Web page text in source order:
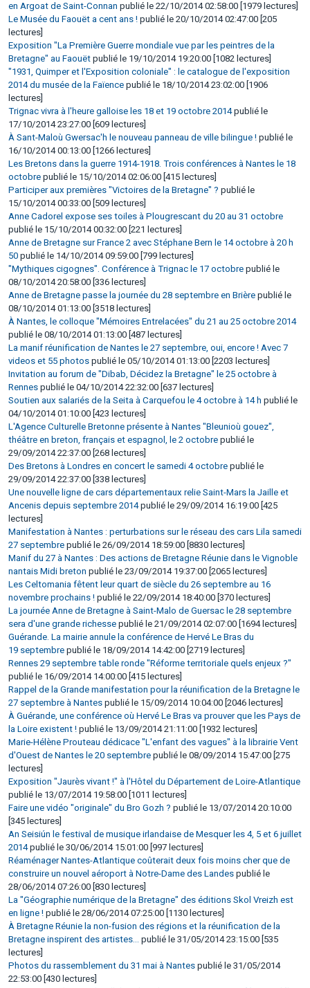
en Argoat de Saint-Connan publié le 22/10/2014 02:58:00 [1979 lectures]
Le Musée du Faouët a cent ans ! publié le 20/10/2014 02:47:00 [205
lectures]
Exposition "La Première Guerre mondiale vue par les peintres de la
Bretagne" au Faouët publié le 19/10/2014 19:20:00 [1082 lectures]
"1931, Quimper et l'Exposition coloniale" : le catalogue de l'exposition
2014 du musée de la Faïence publié le 18/10/2014 23:02:00 [1906
lectures]
Trignac vivra à l'heure galloise les 18 et 19 octobre 2014publié le
17/10/2014 23:27:00 [609 lectures]
À Sant-Maloù Gwersac'h le nouveau panneau de ville bilingue ! publié le
16/10/2014 00:13:00 [1266 lectures]
Les Bretons dans la guerre 1914-1918. Trois conférences à Nantes le 18
octobre publié le 15/10/2014 02:06:00 [415 lectures]
Participer aux premières "Victoires de la Bretagne" ? publié le
15/10/2014 00:33:00 [509 lectures]
Anne Cadorel expose ses toiles à Plougrescant du 20 au 31 octobre
publié le 15/10/2014 00:32:00 [221 lectures]
Anne de Bretagne sur France 2 avec Stéphane Bern le 14 octobre à 20 h
50 publié le 14/10/2014 09:59:00 [799 lectures]
"Mythiques cigognes". Conférence à Trignac le 17 octobre publié le
08/10/2014 20:58:00 [336 lectures]
Anne de Bretagne passe la journée du 28 septembre en Brière publié le
08/10/2014 01:13:00 [3518 lectures]
À Nantes, le colloque "Mémoires Entrelacées" du 21 au 25 octobre 2014
publié le 08/10/2014 01:13:00 [487 lectures]
La manif réunification de Nantes le 27 septembre, oui, encore ! Avec 7
videos et 55 photos publié le 05/10/2014 01:13:00 [2203 lectures]
Invitation au forum de "Dibab, Décidez la Bretagne" le 25 octobre à
Rennes publié le 04/10/2014 22:32:00 [637 lectures]
Soutien aux salariés de la Seita à Carquefou le 4 octobre à 14 h publié le
04/10/2014 01:10:00 [423 lectures]
L'Agence Culturelle Bretonne présente à Nantes "Bleunioù gouez",
théâtre en breton, français et espagnol, le 2 octobre publié le
29/09/2014 22:37:00 [268 lectures]
Des Bretons à Londres en concert le samedi 4 octobre publié le
29/09/2014 22:37:00 [338 lectures]
Une nouvelle ligne de cars départementaux relie Saint-Mars la Jaille et
Ancenis depuis septembre 2014publié le 29/09/2014 16:19:00 [425
lectures]
Manifestation à Nantes : perturbations sur le réseau des cars Lila samedi
27 septembre publié le 26/09/2014 18:59:00 [8830 lectures]
Manif du 27 à Nantes : Des actions de Bretagne Réunie dans le Vignoble
nantais Midi breton publié le 23/09/2014 19:37:00 [2065 lectures]
Les Celtomania fêtent leur quart de siècle du 26 septembre au 16
novembre prochains ! publié le 22/09/2014 18:40:00 [370 lectures]
La journée Anne de Bretagne à Saint-Malo de Guersac le 28 septembre
sera d'une grande richesse publié le 21/09/2014 02:07:00 [1694 lectures]
Guérande. La mairie annule la conférence de Hervé Le Bras du
19 septembre publié le 18/09/2014 14:42:00 [2719 lectures]
Rennes 29 septembre table ronde "Réforme territoriale quels enjeux ?"
publié le 16/09/2014 14:00:00 [415 lectures]
Rappel de la Grande manifestation pour la réunification de la Bretagne le
27 septembre à Nantes publié le 15/09/2014 10:04:00 [2046 lectures]
À Guérande, une conférence où Hervé Le Bras va prouver que les Pays de
la Loire existent ! publié le 13/09/2014 21:11:00 [1932 lectures]
Marie-Hélène Prouteau dédicace "L'enfant des vagues" à la librairie Vent
d'Ouest de Nantes le 20 septembre publié le 08/09/2014 15:47:00 [275
lectures]
Exposition "Jaurès vivant !" à l'Hôtel du Département de Loire-Atlantique
publié le 13/07/2014 19:58:00 [1011 lectures]
Faire une vidéo "originale" du Bro Gozh ? publié le 13/07/2014 20:10:00
[345 lectures]
An Seisiún le festival de musique irlandaise de Mesquer les 4, 5 et 6 juillet
2014publié le 30/06/2014 15:01:00 [997 lectures]
Réaménager Nantes-Atlantique coûterait deux fois moins cher que de
construire un nouvel aéroport à Notre-Dame des Landes publié le
28/06/2014 07:26:00 [830 lectures]
La "Géographie numérique de la Bretagne" des éditions Skol Vreizh est
en ligne ! publié le 28/06/2014 07:25:00 [1130 lectures]
À Bretagne Réunie la non-fusion des régions et la réunification de la
Bretagne inspirent des artistes... publié le 31/05/2014 23:15:00 [535
lectures]
Photos du rassemblement du 31 mai à Nantes publié le 31/05/2014
22:53:00 [430 lectures]